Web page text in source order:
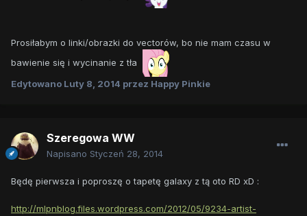
Prosiłabym o linki/obrazki do vectorów, bo nie mam czasu w
bawienie się i wycinanie z tła
Edytowano Luty 8, 2014 przez Happy Pinkie
Szeregowa WW
Napisano Styczeń 28, 2014
Będę pierwsza i poproszę o tapetę galaxy z tą oto RD xD :
http://mlpnblog.files.wordpress.com/2012/05/9234-artist-